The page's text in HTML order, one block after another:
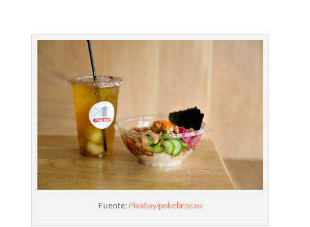
Fuente: Pixabay/pokebrosau